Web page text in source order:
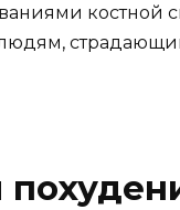
костной